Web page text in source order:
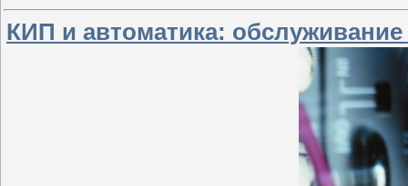
КИП и автоматика: